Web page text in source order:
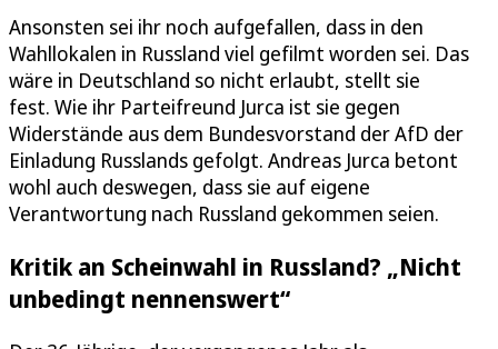
Ansonsten sei ihr noch aufgefallen, dass in den
Wahllokalen in Russland viel gefilmt worden sei. Das
wäre in Deutschland so nicht erlaubt, stellt sie
fest. Wie ihr Parteifreund Jurca ist sie gegen
Widerstände aus dem Bundesvorstand der AfD der
Einladung Russlands gefolgt. Andreas Jurca betont
wohl auch deswegen, dass sie auf eigene
Verantwortung nach Russland gekommen seien.
Kritik an Scheinwahl in Russland? „Nicht
unbedingt nennenswert“